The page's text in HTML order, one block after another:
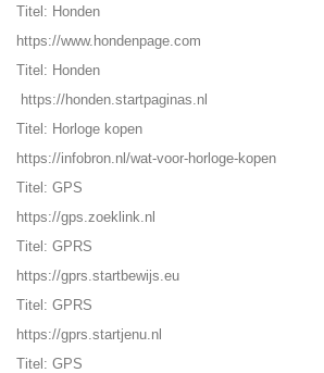
Titel: Honden
https://www.hondenpage.com
Titel: Honden
https://honden.startpaginas.nl
Titel: Horloge kopen
https://infobron.nl/wat-voor-horloge-kopen
Titel: GPS
https://gps.zoeklink.nl
Titel: GPRS
https://gprs.startbewijs.eu
Titel: GPRS
https://gprs.startjenu.nl
Titel: GPS